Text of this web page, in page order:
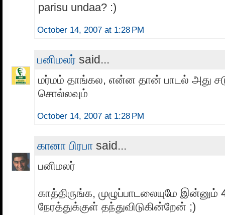
parisu undaa? :)
October 14, 2007 at 1:28 PM
பனிமலர் said...
மர்மம் தாங்கல, என்ன தான் பாடல் அது
சொல்லவும்
October 14, 2007 at 1:28 PM
கானா பிரபா said...
பனிமலர்
காத்திருங்க, முழுப்பாடலையுமே இன்னும்
நேரத்துக்குள் தந்துவிடுகின்றேன் ;)